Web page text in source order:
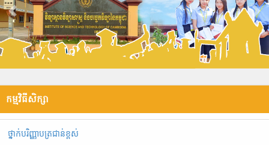
កម្មវិធីសិក្សា
ថ្នាក់បរិញ្ញាបត្រជាន់ខ្ពស់